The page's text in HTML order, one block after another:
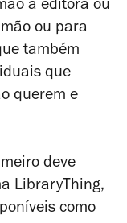
à editora ou
ou para
também
que
querem e
deve
LibraryThing,
como